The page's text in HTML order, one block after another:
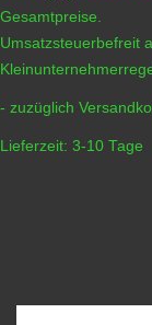
Gesamtpreise.
Umsatzsteuerbefreit
- zuzüglich
Lieferzeit: 3-10 Tage